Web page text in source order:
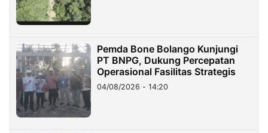
Pemda Bone Bolango Kunjungi
PT BNPG, Dukung Percepatan
Operasional Fasilitas Strategis
04/08/2026 - 14:20